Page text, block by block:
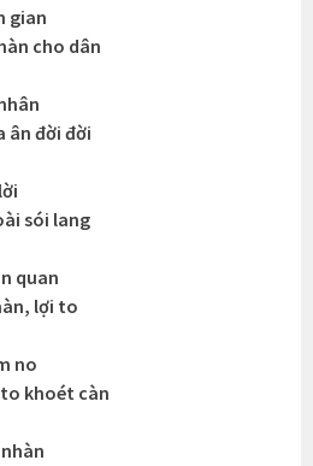
gian
cho dân
ân đời đời
sói lang
quan
lợi to
no
khoét càn